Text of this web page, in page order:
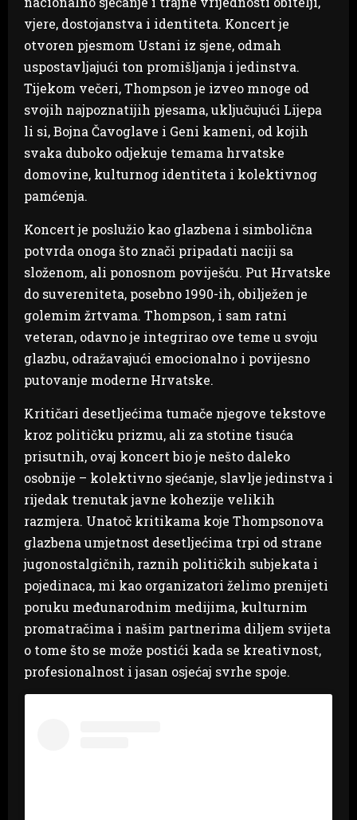
vjere, dostojanstva i identiteta. Koncert je
otvoren pjesmom Ustani iz sjene, odmah
uspostavljajući ton promišljanja i jedinstva.
Tijekom večeri, Thompson je izveo mnoge od
svojih najpoznatijih pjesama, uključujući Lijepa
li si, Bojna Čavoglave i Geni kameni, od kojih
svaka duboko odjekuje temama hrvatske
domovine, kulturnog identiteta i kolektivnog
pamćenja.
Koncert je poslužio kao glazbena i simbolična
potvrda onoga što znači pripadati naciji sa
složenom, ali ponosnom poviješću. Put Hrvatske
do suvereniteta, posebno 1990-ih, obilježen je
golemim žrtvama. Thompson, i sam ratni
veteran, odavno je integrirao ove teme u svoju
glazbu, odražavajući emocionalno i povijesno
putovanje moderne Hrvatske.
Kritičari desetljećima tumače njegove tekstove
kroz političku prizmu, ali za stotine tisuća
prisutnih, ovaj koncert bio je nešto daleko
osobnije – kolektivno sjećanje, slavlje jedinstva i
rijedak trenutak javne kohezije velikih
razmjera. Unatoč kritikama koje Thompsonova
glazbena umjetnost desetljećima trpi od strane
jugonostalgičnih, raznih političkih subjekata i
pojedinaca, mi kao organizatori želimo prenijeti
poruku međunarodnim medijima, kulturnim
promatračima i našim partnerima diljem svijeta
o tome što se može postići kada se kreativnost,
profesionalnost i jasan osjećaj svrhe spoje.